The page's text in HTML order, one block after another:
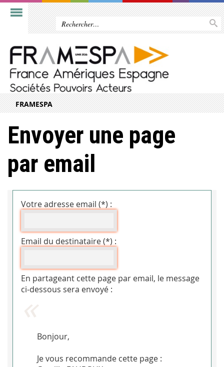
FRAMESPA
Envoyer une page
par email
Votre adresse email (*) :
Email du destinataire (*) :
En partageant cette page par email, le message
ci-dessous sera envoyé :
Bonjour,
Je vous recommande cette page :